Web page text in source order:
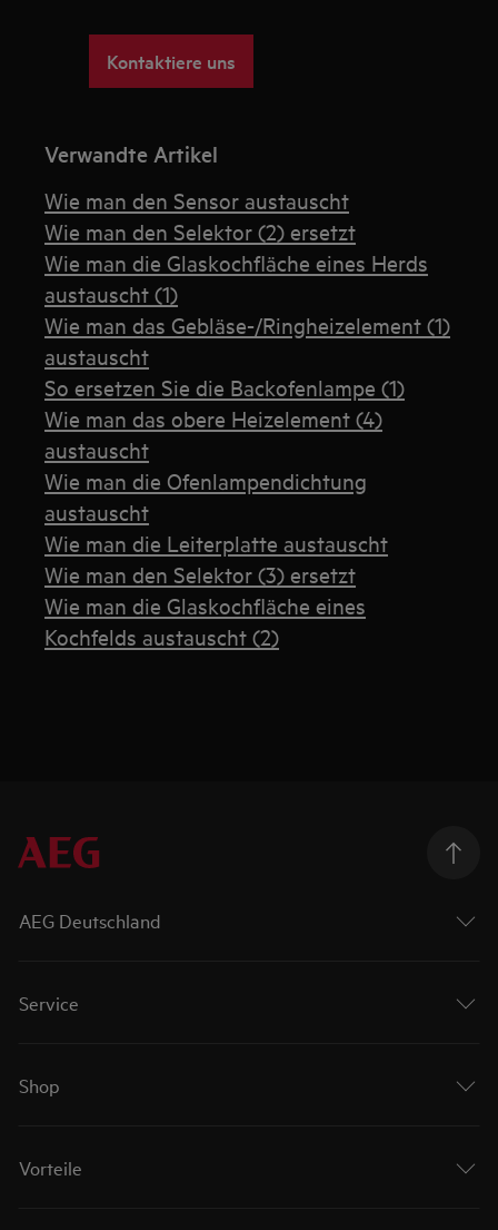
Kontaktiere uns
Verwandte Artikel
Wie man den Sensor austauscht
Wie man den Selektor (2) ersetzt
Wie man die Glaskochfläche eines Herds
austauscht (1)
Wie man das Gebläse-/Ringheizelement (1)
austauscht
So ersetzen Sie die Backofenlampe (1)
Wie man das obere Heizelement (4)
austauscht
Wie man die Ofenlampendichtung
austauscht
Wie man die Leiterplatte austauscht
Wie man den Selektor (3) ersetzt
Wie man die Glaskochfläche eines
Kochfelds austauscht (2)
AEG Deutschland
Service
Shop
Vorteile